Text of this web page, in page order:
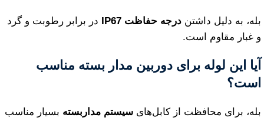
بله، به دلیل داشتن درجه حفاظت IP67
در برابر رطوبت و گرد
و غبار مقاوم است.
آیا این لوله برای دوربین مدار بسته مناسب
است؟
بله، برای محافظت از کابل‌های سیستم مداربسته بسیار مناسب